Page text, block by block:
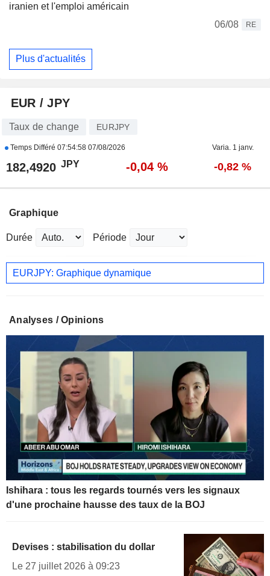
iranien et l'emploi américain
06/08
RE
Plus d'actualités
EUR / JPY
Taux de change EURJPY
Temps Différé 07:54:58 07/08/2026 Varia. 1 janv.
182,4920 JPY -0,04 % -0,82 %
Graphique
Durée Période
EURJPY: Graphique dynamique
Analyses / Opinions
Ishihara : tous les regards tournés vers les signaux
d'une prochaine hausse des taux de la BOJ
Devises : stabilisation du dollar
Le 27 juillet 2026 à 09:23